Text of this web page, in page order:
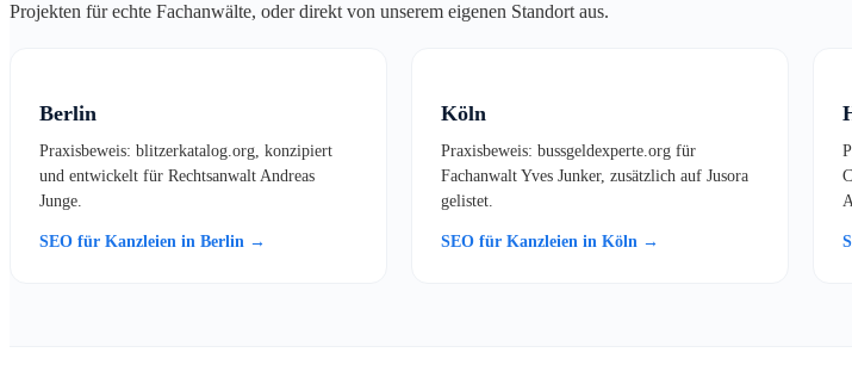
Projekten für echte Fachanwälte, oder direkt von unserem eigenen Standort aus.
Berlin
Praxisbeweis: blitzerkatalog.org, konzipiert
und entwickelt für Rechtsanwalt Andreas
Junge.
SEO für Kanzleien in Berlin →
Köln
Praxisbeweis: bussgeldexperte.org für
Fachanwalt Yves Junker, zusätzlich auf Jusora
gelistet.
SEO für Kanzleien in Köln →